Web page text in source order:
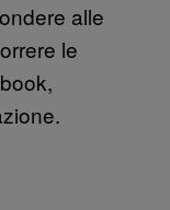
alle
le